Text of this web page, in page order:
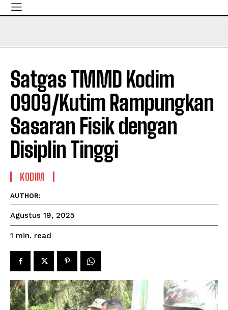
Satgas TMMD Kodim
0909/Kutim Rampungkan
Sasaran Fisik dengan
Disiplin Tinggi
KODIM
AUTHOR:
Agustus 19, 2025
1 min. read